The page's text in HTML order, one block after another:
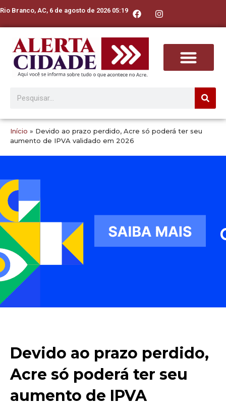
Rio Branco, AC, 6 de agosto de 2026 05:19
Início » Devido ao prazo perdido, Acre só poderá ter seu
aumento de IPVA validado em 2026
Devido ao prazo perdido,
Acre só poderá ter seu
aumento de IPVA